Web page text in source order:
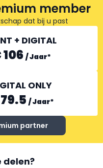
member
dat bij u past
+ DIGITAL
/Jaar*
ONLY
/Jaar*
partner
delen?